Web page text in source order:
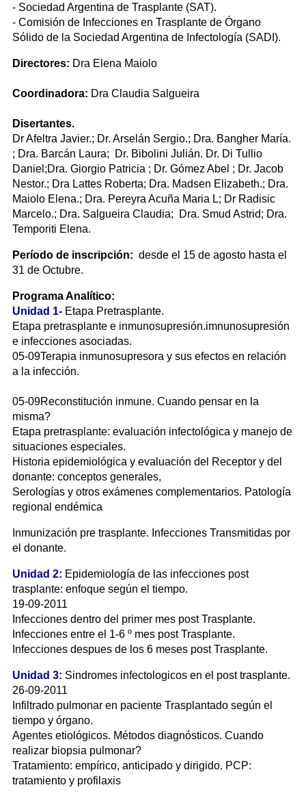
- Sociedad Argentina de Trasplante (SAT).
- Comisión de Infecciones en Trasplante de Órgano
Sólido de la Sociedad Argentina de Infectología (SADI).
Directores: Dra Elena Maiolo
Coordinadora: Dra Claudia Salgueira
Disertantes.
Dr Afeltra Javier.; Dr. Arselán Sergio.; Dra. Bangher María.
; Dra. Barcán Laura; Dr. Bibolini Julián. Dr. Di Tullio
Daniel;Dra. Giorgio Patricia ; Dr. Gómez Abel ; Dr. Jacob
Nestor.; Dra Lattes Roberta; Dra. Madsen Elizabeth.; Dra.
Maiolo Elena.; Dra. Pereyra Acuña Maria L; Dr Radisic
Marcelo.; Dra. Salgueira Claudia; Dra. Smud Astrid; Dra.
Temporiti Elena.
Período de inscripción: desde el 15 de agosto hasta el
31 de Octubre.
Programa Analítico:
Unidad 1- Etapa Pretrasplante.
Etapa pretrasplante e inmunosupresión.imnunosupresión
e infecciones asociadas.
05-09Terapia inmunosupresora y sus efectos en relación
a la infección.
05-09Reconstitución inmune. Cuando pensar en la
misma?
Etapa pretrasplante: evaluación infectológica y manejo de
situaciones especiales.
Historia epidemiológica y evaluación del Receptor y del
donante: conceptos generales,
Serologías y otros exámenes complementarios. Patología
regional endémica
Inmunización pre trasplante. Infecciones Transmitidas por
el donante.
Unidad 2: Epidemiología de las infecciones post
trasplante: enfoque según el tiempo.
19-09-2011
Infecciones dentro del primer mes post Trasplante.
Infecciones entre el 1-6 º mes post Trasplante.
Infecciones despues de los 6 meses post Trasplante.
Unidad 3: Sindromes infectologicos en el post trasplante.
26-09-2011
Infiltrado pulmonar en paciente Trasplantado según el
tiempo y órgano.
Agentes etiológicos. Métodos diagnósticos. Cuando
realizar biopsia pulmonar?
Tratamiento: empírico, anticipado y dirigido. PCP:
tratamiento y profilaxis